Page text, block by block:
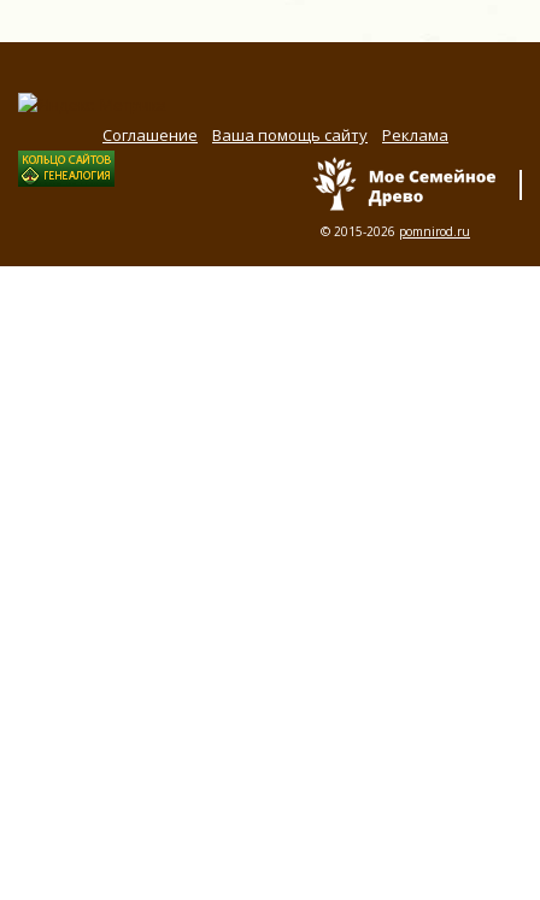
Соглашение Ваша помощь сайту Реклама
© 2015-2026 pomnirod.ru